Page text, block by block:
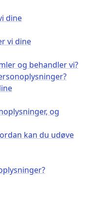
dine
vi dine
og behandler vi?
og
kan du udøve